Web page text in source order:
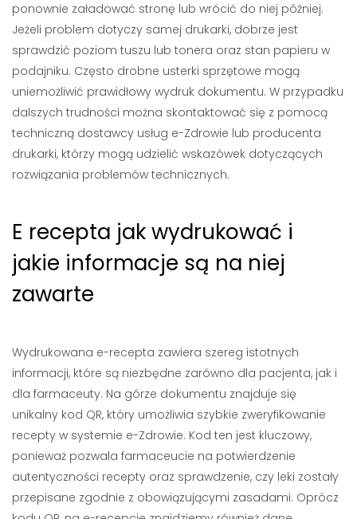
ponownie załadować stronę lub wrócić do niej później.
Jeżeli problem dotyczy samej drukarki, dobrze jest
sprawdzić poziom tuszu lub tonera oraz stan papieru w
podajniku. Często drobne usterki sprzętowe mogą
uniemożliwić prawidłowy wydruk dokumentu. W przypadku
dalszych trudności można skontaktować się z pomocą
techniczną dostawcy usług e-Zdrowie lub producenta
drukarki, którzy mogą udzielić wskazówek dotyczących
rozwiązania problemów technicznych.
E recepta jak wydrukować i
jakie informacje są na niej
zawarte
Wydrukowana e-recepta zawiera szereg istotnych
informacji, które są niezbędne zarówno dla pacjenta, jak i
dla farmaceuty. Na górze dokumentu znajduje się
unikalny kod QR, który umożliwia szybkie zweryfikowanie
recepty w systemie e-Zdrowie. Kod ten jest kluczowy,
ponieważ pozwala farmaceucie na potwierdzenie
autentyczności recepty oraz sprawdzenie, czy leki zostały
przepisane zgodnie z obowiązującymi zasadami. Oprócz